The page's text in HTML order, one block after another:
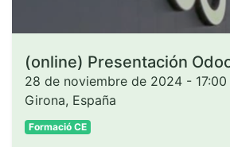
28 de noviembre de 2024 - 17:00
Girona, España
Formació CE